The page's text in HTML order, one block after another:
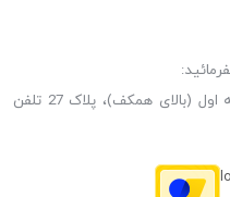
تبریز، رشدیه، مرکز خرید پالادیوم، طبقه اول (بالای همکف)، پلاک 27 تلفن